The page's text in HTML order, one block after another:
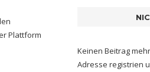
Plattform
Keinen Beitrag
Adresse registrien